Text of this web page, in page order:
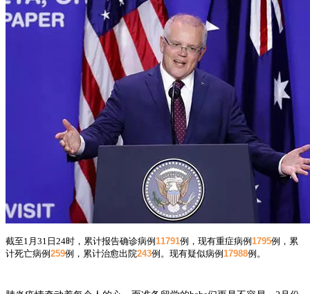
截至1月31日24时，累计报告确诊病例 11791例，现有重症病例 1795例，累
计死亡病例 259例，累计治愈出院243例。现有疑似病例 17988例。